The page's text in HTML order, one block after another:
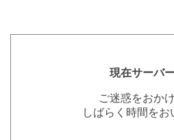
現在サーバ
ご迷惑をおか
しばらく時間を